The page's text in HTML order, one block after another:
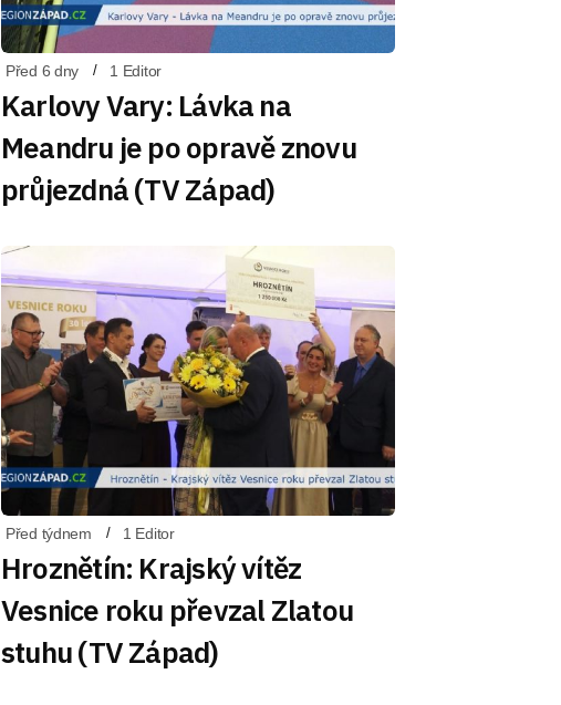
Před 6 dny 1 Editor
Karlovy Vary: Lávka na
Meandru je po opravě znovu
průjezdná (TV Západ)
Před týdnem 1 Editor
Hroznětín: Krajský vítěz
Vesnice roku převzal Zlatou
stuhu (TV Západ)